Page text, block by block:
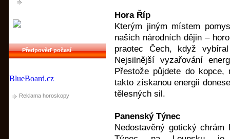
Předpověď počasí
BlueBoard.cz
Reklama horoskopy
Hora Říp
Kterým jiným místem
našich národních dějin –
praotec Čech, když
Nejsilnější vyzařování
Přestože půjdete do
takto získanou energii
tělesných sil.
Panenský Týnec
Nedostavěný gotický